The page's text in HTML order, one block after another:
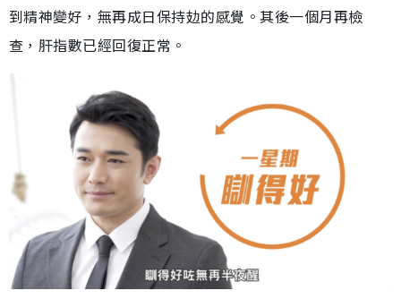
到精神變好，無再成日保持攰的感覺。其後一個月再檢
查，肝指數已經回復正常。